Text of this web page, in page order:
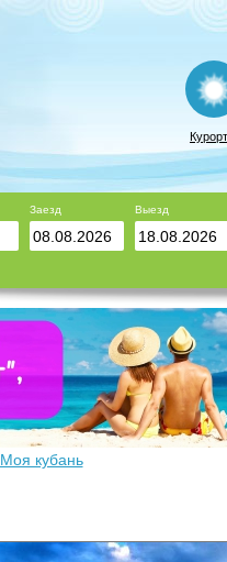
Заезд Выезд
Моя кубань